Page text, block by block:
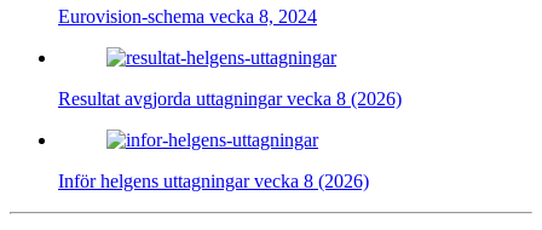
Eurovision-schema vecka 8, 2024
Resultat avgjorda uttagningar vecka 8 (2026)
Inför helgens uttagningar vecka 8 (2026)